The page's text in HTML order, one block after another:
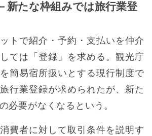
たな枠組みでは旅行業登
トで紹介・予約・支払いを仲介
ては「登録」を求める。観光庁
簡易宿所扱いとする現行制度で
行業登録が求められたが、新た
必要がなくなるという。
費者に対して取引条件を説明す